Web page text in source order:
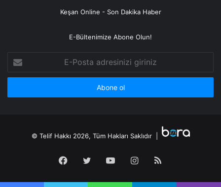
Keşan Online - Son Dakika Haber
E-Bültenimize Abone Olun!
Posta
adresinizi
© Telif Hakkı 2026, Tüm Hakları Saklıdır |
Facebook
TwitterYouTubeInstagram
RSS